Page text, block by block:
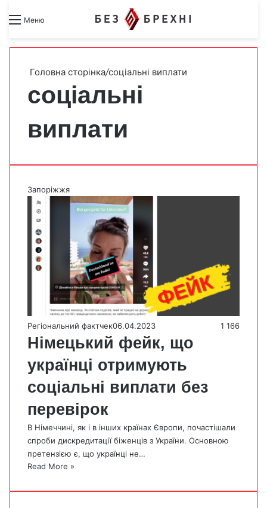
Меню Search forSwitch skin
Головна сторінка/соціальні виплати
соціальні
виплати
Запоріжжя
Регіональний фактчек06.04.2023 1 166
Німецький фейк, що
українці отримують
соціальні виплати без
перевірок
В Німеччині, як і в інших країнах Європи, почастішали
спроби дискредитації біженців з України. Основною
претензією є, що українці не…
Read More »